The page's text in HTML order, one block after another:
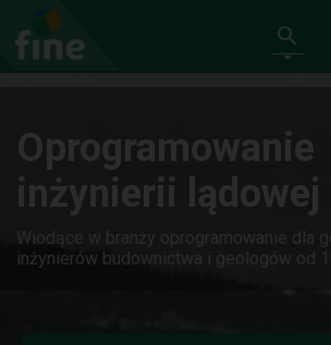
Oprogramowanie
inżynierii lądowej
Wiodące w branży oprogramowanie dla
inżynierów budownictwa i geologów od